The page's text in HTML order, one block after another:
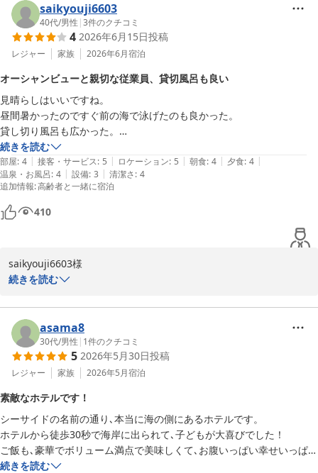
saikyouji6603
40代/男性 |3件のクチコミ
4 2026年6月15日投稿
レジャー 家族 2026年6月宿泊
オーシャンビューと親切な従業員、貸切風呂も良い
見晴らしはいいですね。
昼間暑かったのですぐ前の海で泳げたのも良かった。
貸し切り風呂も広かった。
多分全部屋オーシャンビューやと思います。
今回は年取って足の悪い親つれて行ったのですが　部屋内部のトイレ行
くのは少し難儀した。
夕食　和御膳だった。　天ぷらだけは揚げたてを途中から持ってきても
らえたら尚良し。
続きを読む
部屋: 4 | 接客・サービス: 5 | ロケーション: 5 | 朝食: 4 | 夕食: 4 |
温泉・お風呂: 4 | 設備: 3 | 清潔さ: 4
追加情報:高齢者と一緒に宿泊
410
saikyouji6603様
りがとうございました。また、大変温かいクチコミだけでなく、お
写真や動画まで投稿してくださり、心より感謝申し上げます。
当館自慢のオーシャンビューの景色や、目の前の竹野浜海岸、そし
て当館の貸し切り風呂をご満喫いただけたご様子で、大変嬉しく拝
スタッフの対応につきましても「皆親切」とのお言葉を頂戴し、一
同感激しております。ご家族の大切なご旅行が素敵な思い出となる
よう、少しでもお役に立てたのであれば幸いです。
続きを読む
asama8
30代/男性 | 1件のクチコミ
5 2026年5月30日投稿
レジャー 家族 2026年5月宿泊
素敵なホテルです！
シーサイドの名前の通り､本当に海の側にあるホテルです。
ホテルから徒歩30秒で海岸に出られて､子どもが大喜びでした！
ご飯も､豪華でボリューム満点で美味しくて､お腹いっぱい幸せいっぱい
になりました。
続きを読む